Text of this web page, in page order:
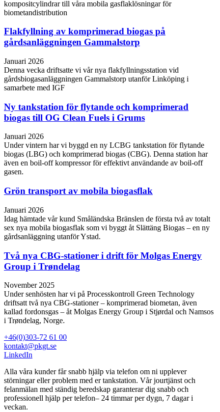
kompositcylindrar till våra mobila gasflaklösningar för
biometandistribution
Flakfyllning av komprimerad biogas på
gårdsanläggningen Gammalstorp
Januari 2026
Denna vecka driftsatte vi vår nya flakfyllningsstation vid
gårdsbiogasanläggningen Gammalstorp utanför Linköping i
samarbete med IGF
Ny tankstation för flytande och komprimerad
biogas till OG Clean Fuels i Grums
Januari 2026
Under vintern har vi byggd en ny LCBG tankstation för flytande
biogas (LBG) och komprimerad biogas (CBG). Denna station har
även en boil-off kompressor för effektivt användande av boil-off
gasen.
Grön transport av mobila biogasflak
Januari 2026
Idag hämtade vår kund Småländska Bränslen de första två av totalt
sex nya mobila biogasflak som vi byggt åt Slättäng Biogas – en ny
gårdsanläggning utanför Ystad.
Två nya CBG-stationer i drift för Molgas Energy
Group i Trøndelag
November 2025
Under senhösten har vi på Processkontroll Green Technology
driftsatt två nya CBG‑stationer – komprimerad biometan, även
kallad fordonsgas – åt Molgas Energy Group i Stjørdal och Namsos
i Trøndelag, Norge.
+46(0)303-72 61 00
kontakt@pkgt.se
LinkedIn
Alla våra kunder får snabb hjälp via telefon om ni upplever
störningar eller problem med er tankstation. Vår jourtjänst och
felanmälan med ständig beredskap garanterar dig snabb och
professionell hjälp per telefon– 24 timmar per dygn, 7 dagar i
veckan.